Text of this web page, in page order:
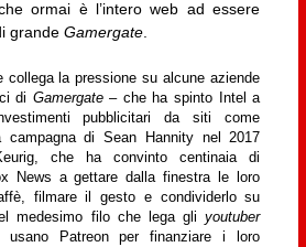
ormai è l’intero web ad essere
grande Gamergate.
la pressione su alcune aziende
di Gamergate– che ha spinto Intel a
pubblicitari da siti come
campagna di Sean Hannity nel 2017
che ha convinto centinaia di
News a gettare dalla finestra le loro
filmare il gesto e condividerlo su
medesimo filo che lega gliyoutuber
usano Patreon per finanziare i loro